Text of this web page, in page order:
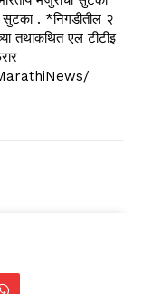
सुटका . *निगडीतील २
तथाकथित एल टीटीइ